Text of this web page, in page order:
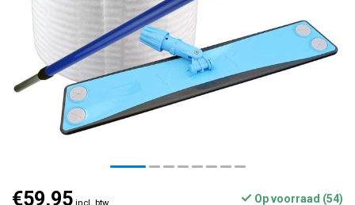
€59,95 Op voorraad (54)